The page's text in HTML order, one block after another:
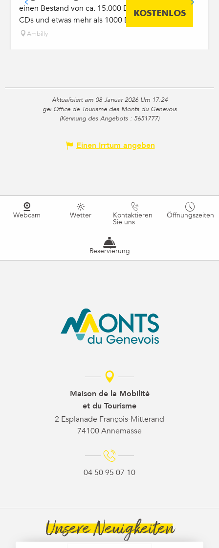
KOSTENLOS
einen Bestand von ca. 15.000 Dokumenten, 780
CDs und etwas mehr als 1000 DVDs....
Ambilly
Aktualisiert am 08 Januar 2026 Um 17:24
gei Office de Tourisme des Monts du Genevois
(Kennung des Angebots : 5651777)
Einen Irrtum angeben
Webcam Wetter Kontaktieren
Sie uns
Öffnungszeiten
Reservierung
Maison de la Mobilité
et du Tourisme
2 Esplanade François-Mitterand
74100 Annemasse
04 50 95 07 10
Unsere Neuigkeiten